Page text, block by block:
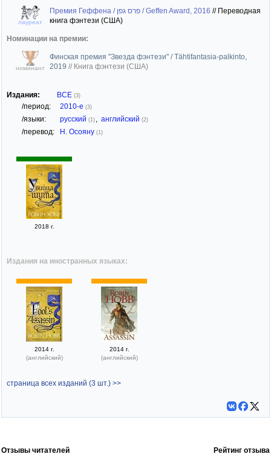
лауреат
Премия Геффена / פרס גפן / Geffen Award, 2016 // Переводная
книга фэнтези (США)
Номинации на премии:
номинант
Финская премия "Звезда фэнтези" / Tähtifantasia-palkinto,
2019 // Книга фэнтези (США)
Издания: ВСЕ (3)
/период: 2010-е (3)
/языки: русский (1) английский (2)
/перевод: Н. Осояну (1)
2018 г.
Издания на иностранных языках:
2014 г.
(английский)
2014 г.
(английский)
страница всех изданий (3 шт.) >>
Отзывы читателей Рейтинг отзыва